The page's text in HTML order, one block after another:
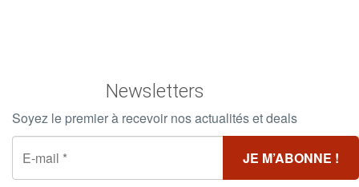
Newsletters
Soyez le premier à recevoir nos actualités et deals